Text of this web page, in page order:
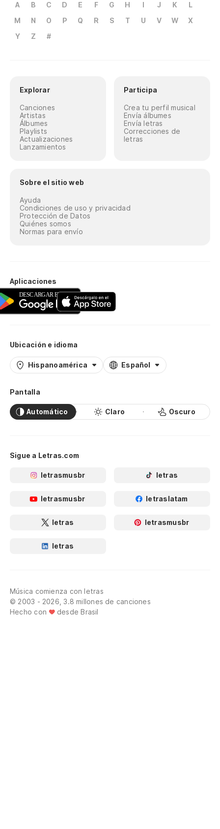
A B C D E F G H I J K
L
M
N O P Q R S T U V W
X
Y
Z #
Explorar
Canciones
Artistas
Álbumes
Playlists
Actualizaciones
Lanzamientos
Participa
Crea tu perfil musical
Envía álbumes
Envía letras
Correcciones de
letras
Sobre el sitio web
Ayuda
Condiciones de uso y privacidad
Protección de Datos
Quiénes somos
Normas para envío
Aplicaciones
Ubicación e idioma
Hispanoamérica Español
Pantalla
Automático Claro Oscuro
Sigue a Letras.com
letrasmusbr letras
letrasmusbr letraslatam
letras letrasmusbr
letras
Música comienza con letras
© 2003 - 2026, 3.8 millones de canciones
Hecho con
desde Brasil